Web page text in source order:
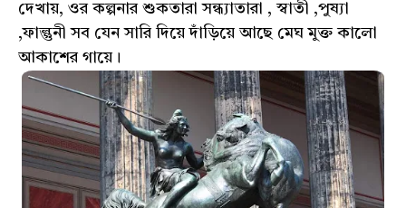
দেখায়, ওর কল্পনার শুকতারা সন্ধ্যাতারা , স্বাতী ,পুষ্যা
,ফাল্গুনী সব যেন সারি দিয়ে দাঁড়িয়ে আছে মেঘ মুক্ত কালো
আকাশের গায়ে।